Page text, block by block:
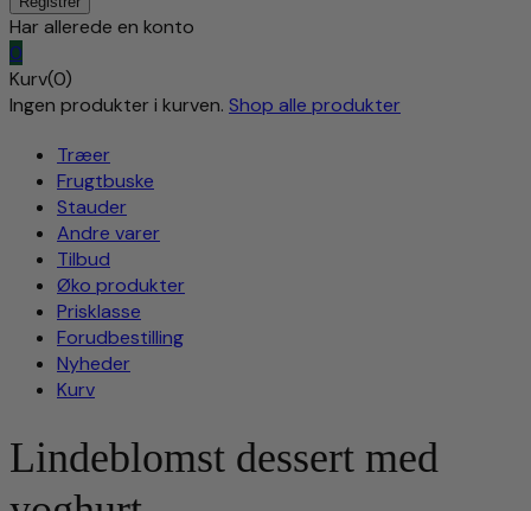
Har allerede en konto
0
Kurv(0)
Ingen produkter i kurven. Shop alle produkter
Træer
Frugtbuske
Stauder
Andre varer
Tilbud
Øko produkter
Prisklasse
Forudbestilling
Nyheder
Kurv
Lindeblomst dessert med